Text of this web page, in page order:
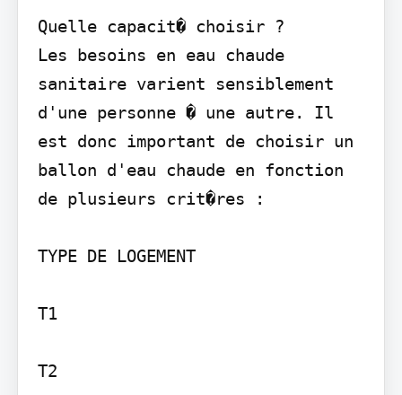
Quelle capacit� choisir ?
Les besoins en eau chaude
sanitaire varient sensiblement
d'une personne � une autre. Il
est donc important de choisir un
ballon d'eau chaude en fonction
de plusieurs crit�res :
TYPE DE LOGEMENT
T1
T2